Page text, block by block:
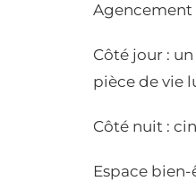
Côté jour :
pièce de vie
Côté nuit :
Espace bien-